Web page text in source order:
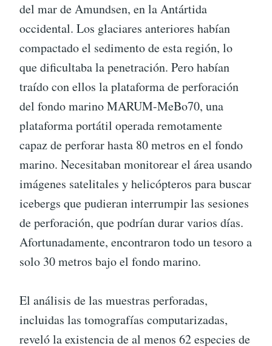
del mar de Amundsen, en la Antártida
occidental. Los glaciares anteriores habían
compactado el sedimento de esta región, lo
que dificultaba la penetración. Pero habían
traído con ellos la plataforma de perforación
del fondo marino MARUM-MeBo70, una
plataforma portátil operada remotamente
capaz de perforar hasta 80 metros en el fondo
marino. Necesitaban monitorear el área usando
imágenes satelitales y helicópteros para buscar
icebergs que pudieran interrumpir las sesiones
de perforación, que podrían durar varios días.
Afortunadamente, encontraron todo un tesoro a
solo 30 metros bajo el fondo marino.
El análisis de las muestras perforadas,
incluidas las tomografías computarizadas,
reveló la existencia de al menos 62 especies de